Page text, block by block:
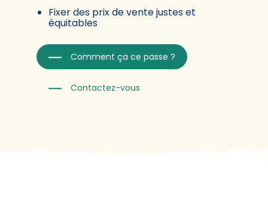
Fixer des prix de vente justes et
équitables
Comment ça ce passe ?
Contactez-vous